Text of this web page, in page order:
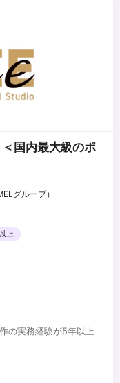
国内最大級のポ
グループ）
上
の実務経験が5年以上